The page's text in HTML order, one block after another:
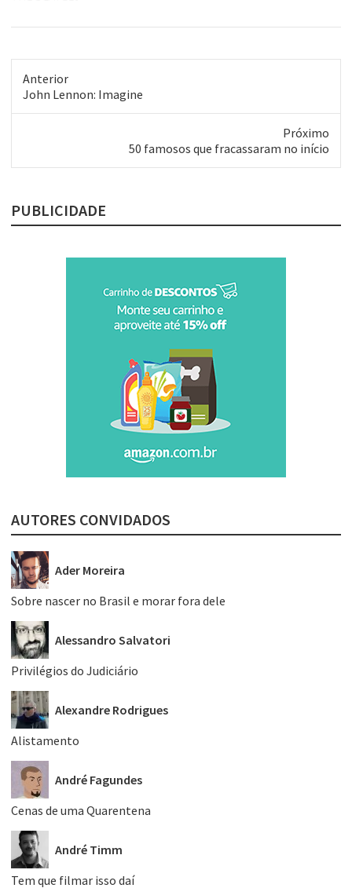
Anterior
Post
anterior:
John Lennon: Imagine
Próximo
post:
50 famosos que fracassaram no início
PUBLICIDADE
AUTORES CONVIDADOS
Ader Moreira
Sobre nascer no Brasil e morar fora dele
Alessandro Salvatori
Privilégios do Judiciário
Alexandre Rodrigues
Alistamento
André Fagundes
Cenas de uma Quarentena
André Timm
Tem que filmar isso daí